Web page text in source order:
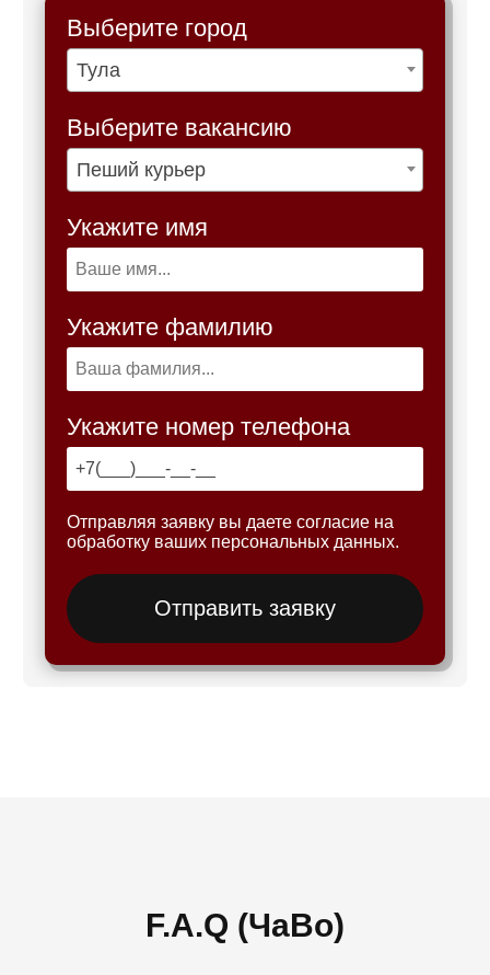
Выберите город
Тула
Выберите вакансию
Пеший курьер
Укажите имя
Укажите фамилию
Укажите номер телефона
Отправляя заявку вы даете согласие на
обработку ваших персональных данных.
Отправить заявку
F.A.Q (ЧаВо)